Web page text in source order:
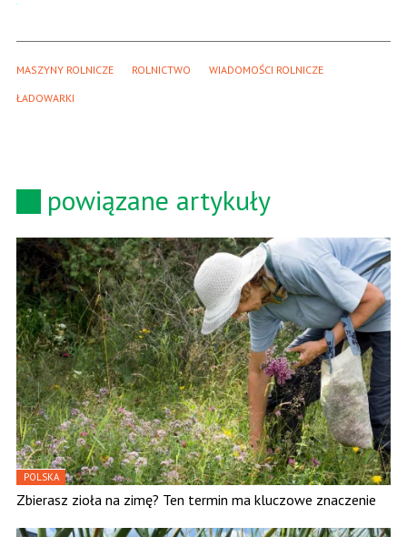
MASZYNY ROLNICZE ROLNICTWO WIADOMOŚCI ROLNICZE
ŁADOWARKI
powiązane artykuły
POLSKA
Zbierasz zioła na zimę? Ten termin ma kluczowe znaczenie